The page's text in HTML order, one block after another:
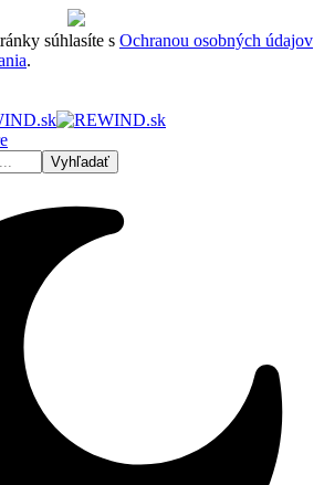
súhlasíte s Ochranou osobných údajov
.